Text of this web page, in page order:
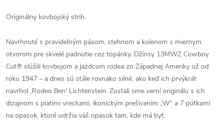
Originálny kovbojský strih.
Navrhnuté s pravidelným pásom, stehnom a kolenom s miernym
otvorom pre skvelé padnutie cez topánky. Džínsy 13MWZ Cowboy
Cut® slúžili kovbojom a jazdcom rodea zo Západnej Ameriky už od
roku 1947 – a dnes sú stále rovnako silné, ako keď ich prvýkrát
navrhol ‚Rodeo Ben' Lichtenstein. Zostali sme verní originálu s ich
dizajnom s piatimi vreckami, ikonickým prešívaním „W“ a 7 pútkami
na opasok, ktoré udržia váš opasok tam, kde má byť.